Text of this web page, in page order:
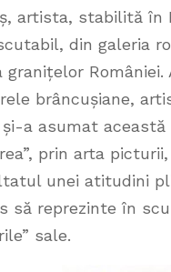
artista, stabilită
din galeria
brâncușiane,
a asumat
prin arta
unei atitudini
să reprezinte în
sale.